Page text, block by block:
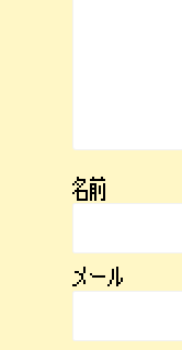
名前
メール